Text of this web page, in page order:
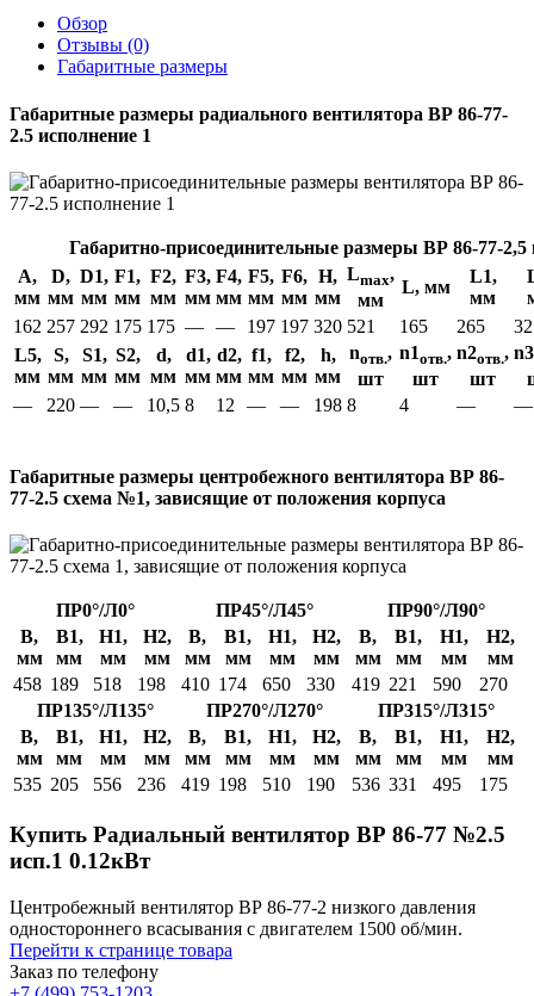
Обзор
Отзывы (0)
Габаритные размеры
Габаритные размеры радиального вентилятора ВР 86-77-
2.5 исполнение 1
Габаритно-присоединительные размеры ВР 86-77-2,5
А,
мм
D,
мм
D1,
мм
F1,
мм
F2,
мм
F3,
мм
F4,
мм
F5,
мм
F6,
мм
H,
мм
Lmax,
мм
L, мм
L1,
мм
162 257 292 175 175 — — 197 197 320 521 165 265
32
L5,
мм
S,
мм
S1,
мм
S2,
мм
d,
мм
d1,
мм
d2,
мм
f1,
мм
f2,
мм
h,
мм
nотв.,
шт
n1отв.,
шт
n2отв.,
шт
n3
—
220 — — 10,5 8 12 — — 198 8 4 — —
Габаритные размеры центробежного вентилятора ВР 86-
77-2.5 схема №1, зависящие от положения корпуса
ПР0°/Л0° ПР45°/Л45°
ПР90°/Л90°
B,
мм
B1,
мм
H1,
мм
H2,
мм
B,
мм
B1,
мм
H1,
мм
H2,
мм
B,
мм
B1,
мм
H1,
мм
H2,
мм
458 189 518 198 410 174 650 330 419 221 590
270
ПР135°/Л135°
ПР270°/Л270°
ПР315°/Л315°
B,
мм
B1,
мм
H1,
мм
H2,
мм
B,
мм
B1,
мм
H1,
мм
H2,
мм
B,
мм
B1,
мм
H1,
мм
H2,
мм
535 205 556 236 419 198 510 190 536 331 495 175
Купить Радиальный вентилятор ВР 86-77 №2.5
исп.1 0.12кВт
Центробежный вентилятор ВР 86-77-2 низкого давления
одностороннего всасывания с двигателем 1500 об/мин.
Перейти к странице товара
Заказ по телефону